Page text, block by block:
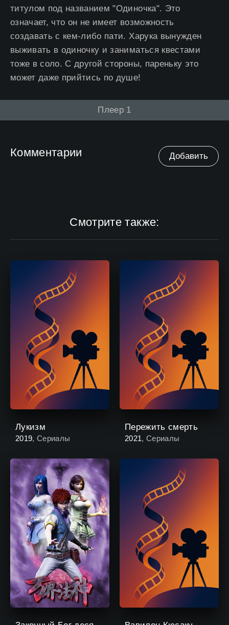
титулом под названием "Одиночка". Это
означает, что он не имеет возможность
создавать с кем-либо пати. Харука вынужден
выживать в одиночку и заниматься квестами
тоже в соло. С другой стороны, пареньку это
может даже прийтись по душе!
Плеер 1
Комментарии Добавить
Смотрите также:
Лукизм
2019, Сериалы
Пережить смерть
2021, Сериалы